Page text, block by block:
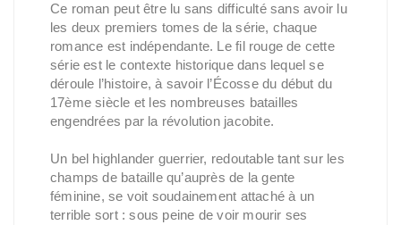
Ce roman peut être lu sans difficulté sans avoir lu
les deux premiers tomes de la série, chaque
romance est indépendante. Le fil rouge de cette
série est le contexte historique dans lequel se
déroule l’histoire, à savoir l’Écosse du début du
17ème siècle et les nombreuses batailles
engendrées par la révolution jacobite.
Un bel highlander guerrier, redoutable tant sur les
champs de bataille qu’auprès de la gente
féminine, se voit soudainement attaché à un
terrible sort : sous peine de voir mourir ses